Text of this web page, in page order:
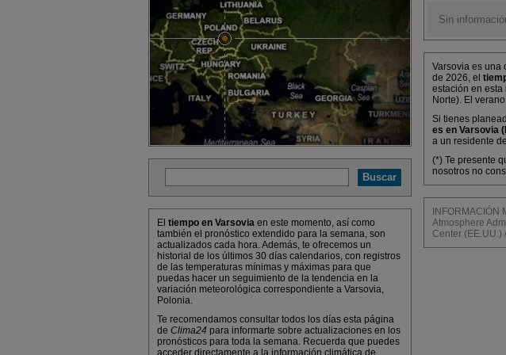
El tiempo en Varsovia en este momento, así como
también el pronóstico extendido para la semana, son
actualizados cada hora. Además, te ofrecemos un
historial de los últimos 30 días calendarios, con registros
de las temperaturas mínimas y máximas para que
puedas hacer un seguimiento de la tendencia en la
variación meteorológica correspondiente a Varsovia,
Polonia.
Te recomendamos consultar todos los días esta página
de Clima24 para informarte sobre actualizaciones en los
pronósticos para toda la semana. Recuerda que puedes
acceder directamente a la información climática de
Sin
Varsovia es una
de 2026, el
estación en
Norte). El
Si tienes
es en Varsovia
a un residente
(*) Te presente
nosotros no
Atmosphere
Center (EE.UU.)